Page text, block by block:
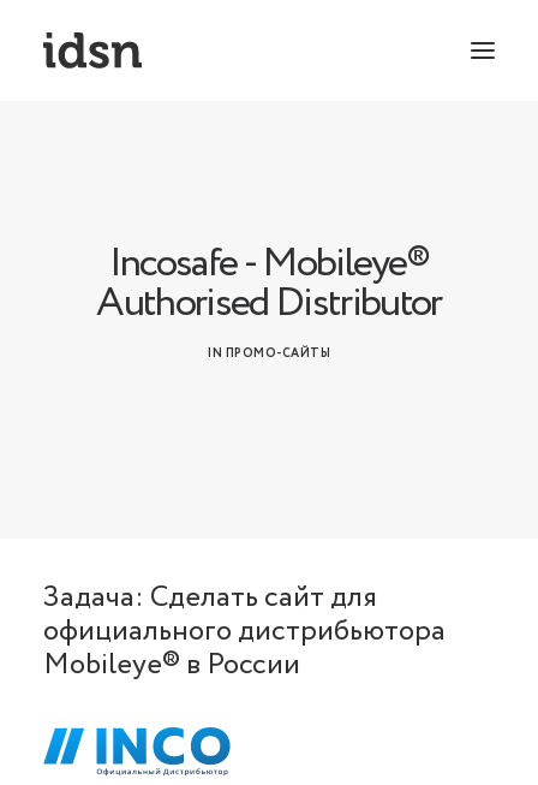
Incosafe - Mobileye®
Authorised Distributor
IN ПРОМО-САЙТЫ
Задача: Сделать сайт для
официального дистрибьютора
Mobileye® в России